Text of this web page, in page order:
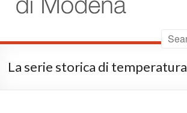
La serie storica di temperatura